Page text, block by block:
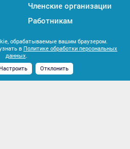
Членские организации
Работникам
Единство профсоюзов
обрабатываемые вашим браузером.
в Политике обработки персональных
данных.
Настроить Отклонить